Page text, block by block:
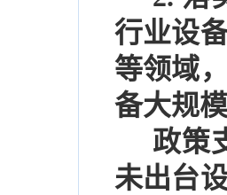
行业设
等领域
备大规
政策
未出台